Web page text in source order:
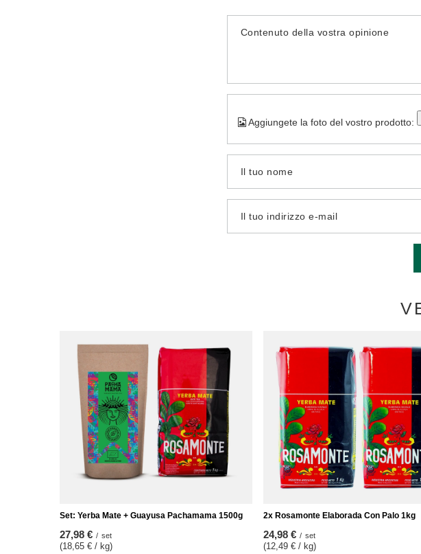
Contenuto della vostra opinione
Aggiungete la foto del vostro prodotto:
Il tuo nome
Il tuo indirizzo e-mail
Set: Yerba Mate + Guayusa Pachamama 1500g
27,98 € / set
(18,65 € / kg)
2x Rosamonte Elaborada Con Palo 1kg
24,98 € / set
(12,49 € / kg)